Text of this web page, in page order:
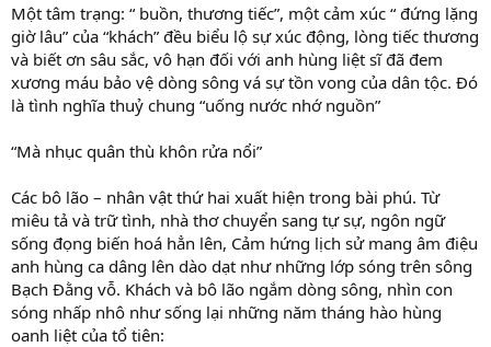
Một tâm trạng: “ buồn, thương tiếc”, một cảm xúc “ đứng lặng
giờ lâu” của “khách” đều biểu lộ sự xúc động, lòng tiếc thương
và biết ơn sâu sắc, vô hạn đối với anh hùng liệt sĩ đã đem
xương máu bảo vệ dòng sông vá sự tồn vong của dân tộc. Đó
là tình nghĩa thuỷ chung “uống nước nhớ nguồn”
“Mà nhục quân thù khôn rửa nổi”
Các bô lão – nhân vật thứ hai xuất hiện trong bài phú. Từ
miêu tả và trữ tình, nhà thơ chuyển sang tự sự, ngôn ngữ
sống đọng biến hoá hẳn lên, Cảm hứng lịch sử mang âm điệu
anh hùng ca dâng lên dào dạt như những lớp sóng trên sông
Bạch Đằng vỗ. Khách và bô lão ngắm dòng sông, nhìn con
sóng nhấp nhô như sống lại những năm tháng hào hùng
oanh liệt của tổ tiên: